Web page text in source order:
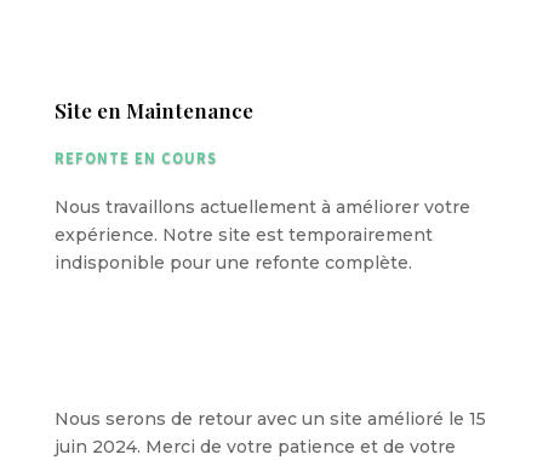
Site en Maintenance
REFONTE EN COURS
Nous travaillons actuellement à améliorer votre
expérience. Notre site est temporairement
indisponible pour une refonte complète.
Nous serons de retour avec un site amélioré le 15
juin 2024. Merci de votre patience et de votre